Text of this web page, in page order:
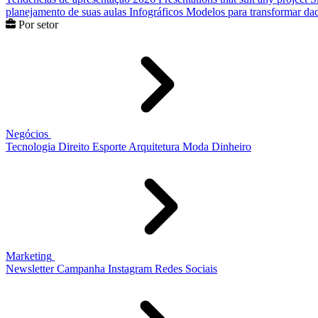
planejamento de suas aulas Infográficos Modelos para transformar
Por setor
Negócios
Tecnologia Direito Esporte Arquitetura Moda Dinheiro
Marketing
Newsletter Campanha Instagram Redes Sociais